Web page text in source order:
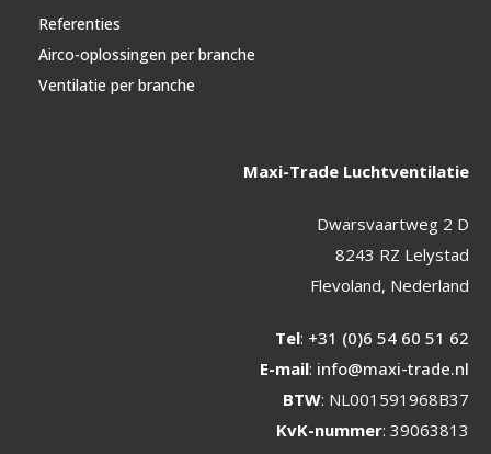
Referenties
Airco-oplossingen per branche
Ventilatie per branche
Maxi-Trade Luchtventilatie
Dwarsvaartweg 2 D
8243 RZ Lelystad
Flevoland, Nederland
Tel: +31 (0)6 54 60 51 62
E-mail: info@maxi-trade.nl
BTW: NL001591968B37
KvK-nummer: 39063813